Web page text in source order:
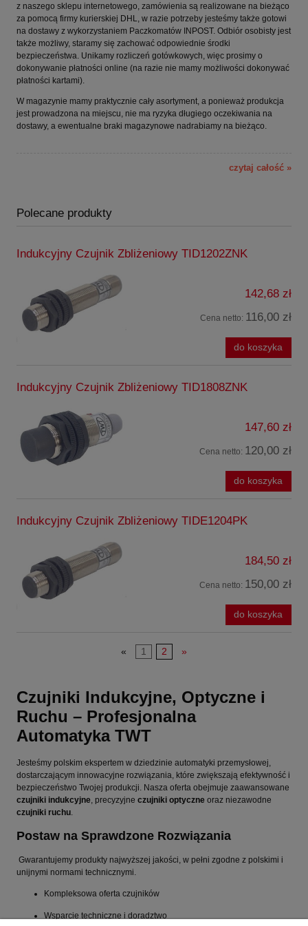
z naszego sklepu internetowego, zamówienia są realizowane na bieżąco
za pomocą firmy kurierskiej DHL, w razie potrzeby jesteśmy także gotowi
na dostawy z wykorzystaniem Paczkomatów INPOST. Odbiór osobisty jest
także możliwy, staramy się zachować odpowiednie środki
bezpieczeństwa. Unikamy rozliczeń gotówkowych, więc prosimy o
dokonywanie płatności online (na razie nie mamy możliwości dokonywać
płatności kartami).
W magazynie mamy praktycznie cały asortyment, a ponieważ produkcja
jest prowadzona na miejscu, nie ma ryzyka długiego oczekiwania na
dostawy, a ewentualne braki magazynowe nadrabiamy na bieżąco.
czytaj całość »
Polecane produkty
Indukcyjny Czujnik Zbliżeniowy TID1202ZNK
142,68 zł
Cena netto: 116,00 zł
do koszyka
Indukcyjny Czujnik Zbliżeniowy TID1808ZNK
147,60 zł
Cena netto: 120,00 zł
do koszyka
Indukcyjny Czujnik Zbliżeniowy TIDE1204PK
184,50 zł
Cena netto: 150,00 zł
do koszyka
« 1 2 »
Czujniki Indukcyjne, Optyczne i
Ruchu – Profesjonalna
Automatyka TWT
Jesteśmy polskim ekspertem w dziedzinie automatyki przemysłowej,
dostarczającym innowacyjne rozwiązania, które zwiększają efektywność i
bezpieczeństwo Twojej produkcji. Nasza oferta obejmuje zaawansowane
czujniki indukcyjne , precyzyjne czujniki optyczne oraz niezawodne
czujniki ruchu
Postaw na Sprawdzone Rozwiązania
Gwarantujemy produkty najwyższej jakości, w pełni zgodne z polskimi i
unijnymi normami technicznymi.
Kompleksowa oferta czujników
Wsparcie techniczne i doradztwo